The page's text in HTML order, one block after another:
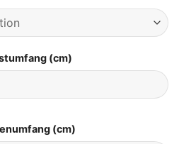
(cm)
(cm)